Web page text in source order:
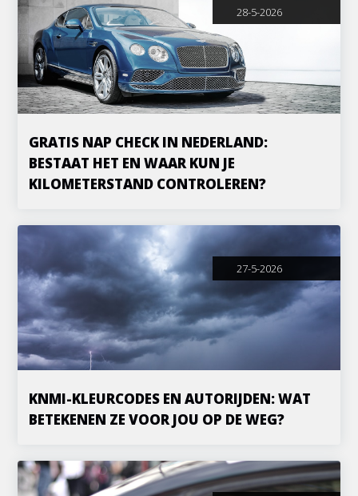
28-5-2026
GRATIS NAP CHECK IN NEDERLAND:
BESTAAT HET EN WAAR KUN JE
KILOMETERSTAND CONTROLEREN?
27-5-2026
KNMI-KLEURCODES EN AUTORIJDEN: WAT
BETEKENEN ZE VOOR JOU OP DE WEG?